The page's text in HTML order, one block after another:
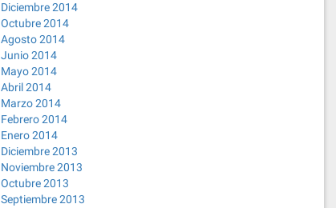
Diciembre 2014
Octubre 2014
Agosto 2014
Junio 2014
Mayo 2014
Abril 2014
Marzo 2014
Febrero 2014
Enero 2014
Diciembre 2013
Noviembre 2013
Octubre 2013
Septiembre 2013